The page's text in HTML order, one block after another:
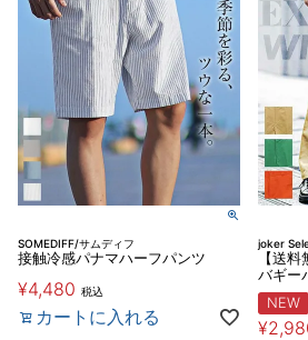
SOMEDIFF/サムディフ
接触冷感パナマハーフパンツ
¥4,480 税込
カートに入れる
joker
【送
バギー
NEW
¥